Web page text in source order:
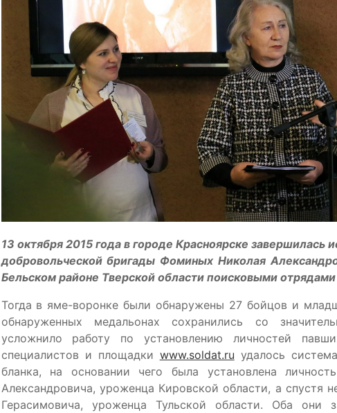
13 октября 2015 года в городе Красноярске завершилась
добровольческой бригады Фоминых Николая
Бельском районе Тверской области поисковыми
Тогда в яме-воронке были обнаружены 27 бойцов и
обнаруженных медальонах сохранились со
усложнило работу по установлению личностей
специалистов и площадки www.soldat.ru удалось
бланка, на основании чего была установлена
Александровича, уроженца Кировской области, а спустя
Герасимовича, уроженца Тульской области. Оба они